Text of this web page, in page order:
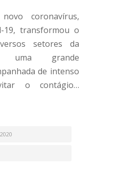
coronavírus,
19, transformou o
setores da
uma grande
de intenso
o contágio…